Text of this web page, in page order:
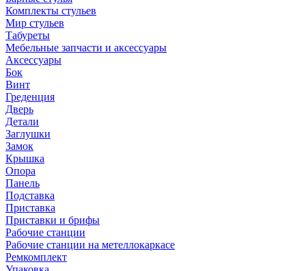
Комплекты стульев
Мир стульев
Табуреты
Мебельные запчасти и аксессуары
Аксессуары
Бок
Винт
Греденция
Дверь
Детали
Заглушки
Замок
Крышка
Опора
Панель
Подставка
Приставка
Приставки и брифы
Рабочие станции
Рабочие станции на метеллокаркасе
Ремкомплект